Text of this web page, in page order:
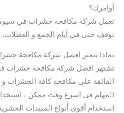
أوامرك؟
توقف حتى في أيام الجمع و العطلات.
بماذا تتميز افضل شركة مكافحة
تشتهر افضل شركة مكافحة حشرات
الفائقة على مكافحة كافة الحشرات و
المهام في اسرع وقت ممكن ،
استخدام أقوى أنواع المبيدات